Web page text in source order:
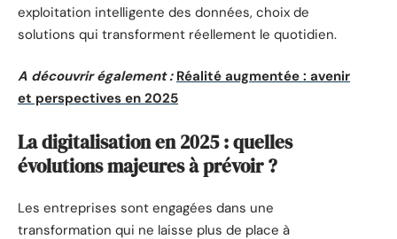
exploitation intelligente des données, choix de
solutions qui transforment réellement le quotidien.
A découvrir également : Réalité augmentée : avenir
et perspectives en 2025
La digitalisation en 2025 : quelles
évolutions majeures à prévoir ?
Les entreprises sont engagées dans une
transformation qui ne laisse plus de place à